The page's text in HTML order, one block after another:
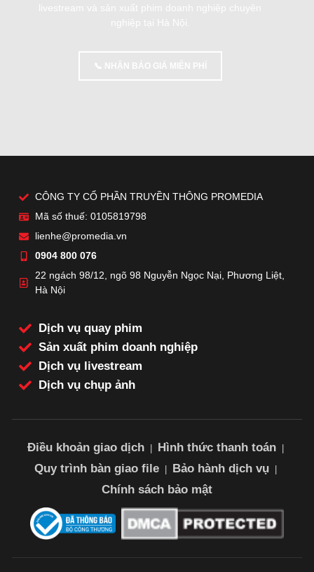
livestream và sản xuất phim doanh nghiệp chuyên
nghiệp tại Hà Nội.
📞 NHẬN BÁO GIÁ MIỄN PHÍ
CÔNG TY CỔ PHẦN TRUYỀN THÔNG PROMEDIA
Mã số thuế: 0105819798
lienhe@promedia.vn
0904 800 076
22 ngách 98/12, ngõ 98 Nguyễn Ngọc Nại, Phương Liệt,
Hà Nội
Dịch vụ quay phim
Sản xuất phim doanh nghiệp
Dịch vụ livestream
Dịch vụ chụp ảnh
Điều khoản giao dịch Hình thức thanh toán
Quy trình bàn giao file Bảo hành dịch vụ
Chính sách bảo mật